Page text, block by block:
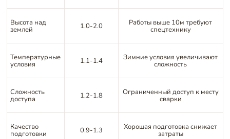
Высота над
землей 1.0-2.0 Работы выше 10м требуют
спецтехнику
Температурные
условия 1.1-1.4 Зимние условия увеличивают
сложность
Сложность
доступа 1.2-1.8 Ограниченный доступ к месту
сварки
Качество
подготовки 0.9-1.3 Хорошая подготовка снижает
затраты